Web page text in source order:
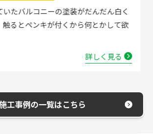
れたので直してほしいと弊社にお電話
確認した所、水栓の吐水が落ちたよう
詳しく見る
工事例の一覧はこちら